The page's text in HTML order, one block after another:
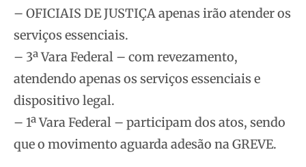
– OFICIAIS DE JUSTIÇA apenas irão atender os
serviços essenciais.
– 3ª Vara Federal – com revezamento,
atendendo apenas os serviços essenciais e
dispositivo legal.
– 1ª Vara Federal – participam dos atos, sendo
que o movimento aguarda adesão na GREVE.